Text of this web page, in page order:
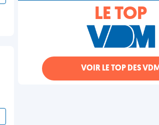
LE TOP
VOIR LE TOP DES VDM